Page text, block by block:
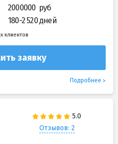
2000000
180-2 520 дней
клиентов
заявку
Подробнее
Отзывов: 2